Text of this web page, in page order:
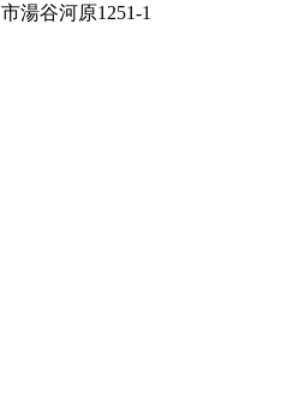
湯谷河原1251-1